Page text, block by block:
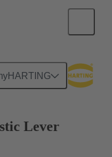
Lever